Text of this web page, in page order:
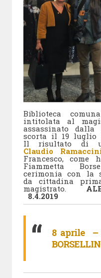
Biblioteca
intitolata al
assassinato
scorta il 19 luglio
Il risultato di
Claudio
Francesco, come
Fiammetta
cerimonia con la
da cittadina
magistrato.
8.4.2019
8 aprile –